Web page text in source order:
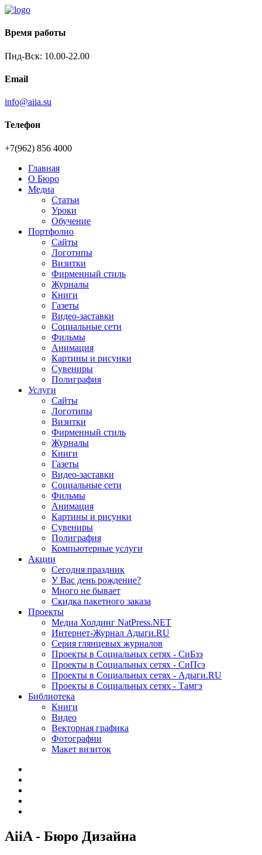
Время работы
Пнд-Вск: 10.00-22.00
Email
info@aiia.su
Телефон
+7(962) 856 4000
Главная
О Бюро
Медиа
Статьи
Уроки
Обучение
Портфолио
Сайты
Логотипы
Визитки
Фирменный стиль
Журналы
Книги
Газеты
Видео-заставки
Социальные сети
Фильмы
Анимация
Картины и рисунки
Сувениры
Полиграфия
Услуги
Сайты
Логотипы
Визитки
Фирменный стиль
Журналы
Книги
Газеты
Видео-заставки
Социальные сети
Фильмы
Анимация
Картины и рисунки
Сувениры
Полиграфия
Компьютерные услуги
Акции
Сегодня праздник
У Вас день рождение?
Много не бывает
Скидка пакетного заказа
Проекты
Медиа Холдинг NatPress.NET
Интернет-Журнал Адыги.RU
Серия глянцевых журналов
Проекты в Социальных сетях - СиБзэ
Проекты в Социальных сетях - СиПсэ
Проекты в Социальных сетях - Адыги.RU
Проекты в Социальных сетях - Тамгэ
Библиотека
Книги
Видео
Векторная графика
Фотографии
Макет визиток
AiiA - Бюро Дизайна